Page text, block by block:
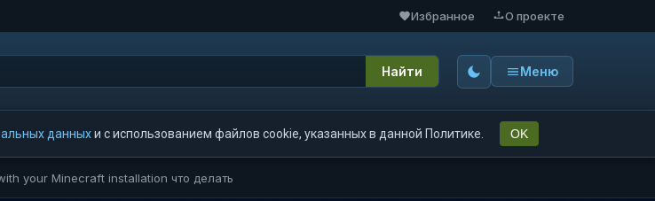
Избранное О проекте
Найти Меню
данныхи с использованием файлов cookie, указанных в данной Политике. OK
your Minecraft installation что делать